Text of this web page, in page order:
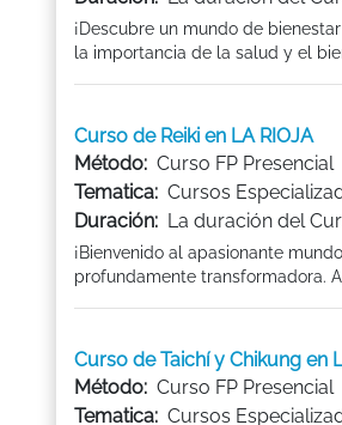
¡Descubre un mundo de
la importancia de la salud y el
Curso de Reiki en LA RIOJA
Método: Curso FP Presencial
Tematica: Cursos
Duración: La duración del
¡Bienvenido al apasionante
profundamente transformadora.
Curso de Taichí y Chikung en
Método: Curso FP Presencial
Tematica: Cursos